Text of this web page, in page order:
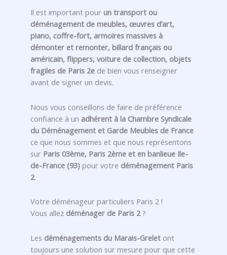
Il est important pour un transport ou
déménagement de meubles, œuvres d’art,
piano, coffre-fort, armoires massives à
démonter et remonter, billard français ou
américain, flippers, voiture de collection, objets
fragiles de Paris 2e de bien vous renseigner
avant de signer un devis.
Nous vous conseillons de faire de préférence
confiance à un adhérent à la Chambre Syndicale
du Déménagement et Garde Meubles de France
ce que nous sommes et que nous représentons
sur Paris 03ème, Paris 2ème et en banlieue Ile-
de-France (93) pour votre déménagement Paris
2.
Votre déménageur particuliers Paris 2 !
Vous allez déménager de Paris 2?
Les déménagements du Marais-Grelet ont
toujours une solution sur mesure pour que cette